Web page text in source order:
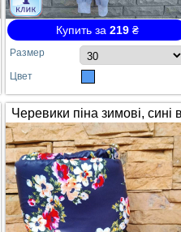
Купить за 219₴
Размер
Цвет
Черевики піна зимові, сині в
квітах